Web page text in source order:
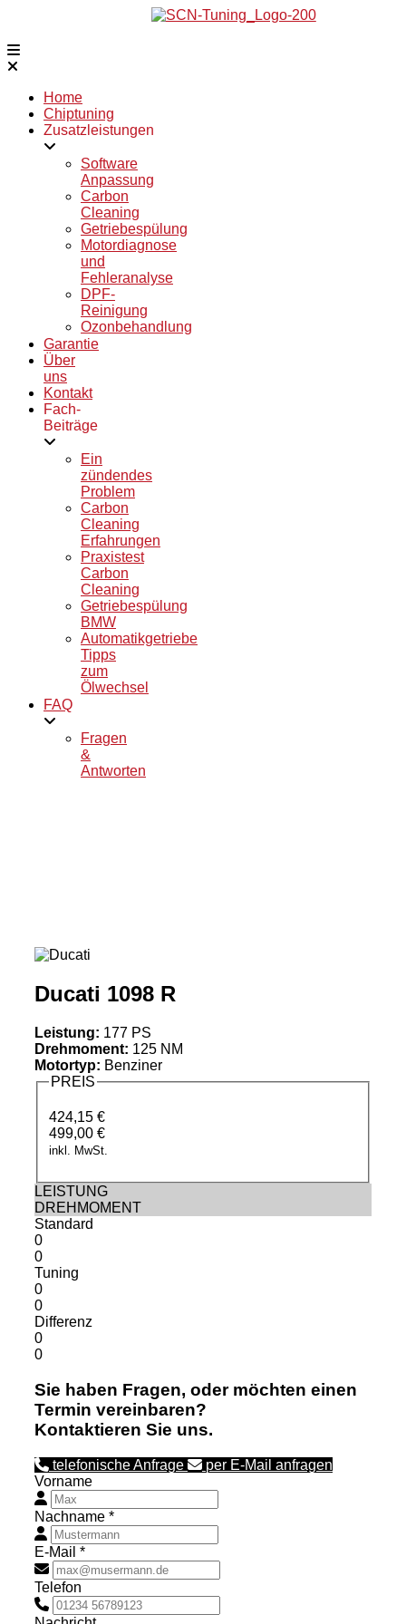
springen
Home
Chiptuning
Zusatzleistungen
Software
Anpassung
Carbon
Cleaning
Getriebespülung
Motordiagnose
und
Fehleranalyse
DPF-
Reinigung
Ozonbehandlung
Garantie
Über
uns
Kontakt
Fach-
Beiträge
Ein
zündendes
Problem
Carbon
Cleaning
Erfahrungen
Praxistest
Carbon
Cleaning
Getriebespülung
BMW
Automatikgetriebe
Tipps
zum
Ölwechsel
FAQ
Fragen
&
Antworten
Ducati 1098 R
Leistung: 177 PS
Drehmoment: 125 NM
Motortyp: Benziner
PREIS
424,15 €
499,00 €
inkl. MwSt.
LEISTUNG
DREHMOMENT
Standard
0
0
Tuning
0
0
Differenz
0
0
Sie haben Fragen, oder möchten einen
Termin vereinbaren?
Kontaktieren Sie uns.
telefonische Anfrage
per E-Mail anfragen
Vorname
Nachname *
E-Mail *
Telefon